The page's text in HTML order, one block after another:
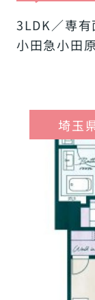
3LDK／専有
小田急小田
埼玉